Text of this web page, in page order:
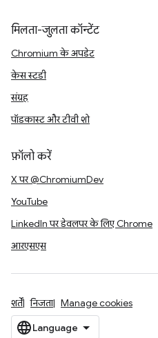
मिलता-जुलता कॉन्टेंट
Chromium के अपडेट
केस स्टडी
संग्रह
पॉडकास्ट और टीवी शो
फ़ॉलो करें
X पर @ChromiumDev
YouTube
LinkedIn पर डेवलपर के लिए Chrome
आरएसएस
शर्तें निजता Manage cookies